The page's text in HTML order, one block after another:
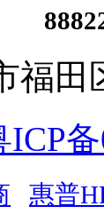
福田
ICP
惠普